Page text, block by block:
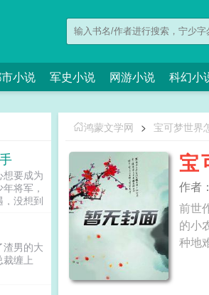
小说 军史小说 网游小说 科幻小
鸿蒙文学网 > 宝可梦世界
宝
作者：
前世
的小
想要成为
将军，
，没想到
。她，
嗔。想
角，似
扑了过
处若干
渣男的大
裁缠上